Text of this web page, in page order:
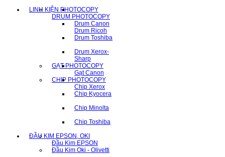
LINH KIỆN PHOTOCOPY
DRUM PHOTOCOPY
Drum Canon
Drum Ricoh
Drum Toshiba
Drum Xerox-
Sharp
GẠT PHOTOCOPY
Gạt Canon
CHIP PHOTOCOPY
Chip Xerox
Chip Kyocera
Chip Minolta
Chip Toshiba
ĐẦU KIM EPSON, OKI
Đầu Kim EPSON
Đầu Kim Oki - Olivetti